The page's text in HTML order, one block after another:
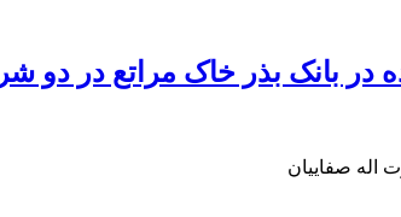
در بانک بذر خاک مراتع در دو
اله صفاییان